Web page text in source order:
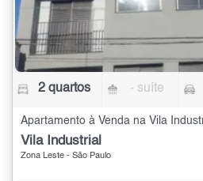
2 quartos - suíte
Apartamento à Venda na Vila
Vila Industrial
Zona Leste - São Paulo